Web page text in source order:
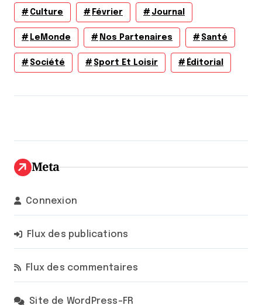
Culture Février Journal
LeMonde Nos Partenaires Santé
Société Sport Et Loisir Éditorial
Meta
Connexion
Flux des publications
Flux des commentaires
Site de WordPress-FR